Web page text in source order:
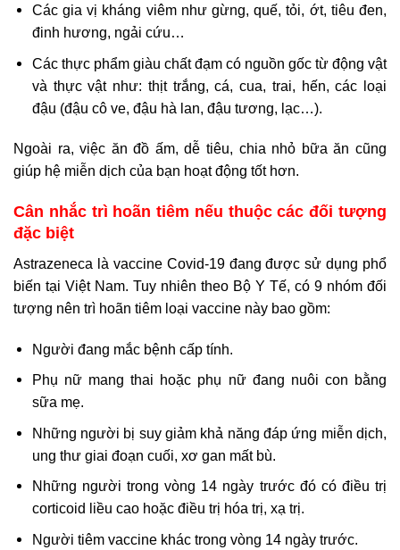
Các gia vị kháng viêm như gừng, quế, tỏi, ớt, tiêu đen,
đinh hương, ngải cứu…
Các thực phẩm giàu chất đạm có nguồn gốc từ động vật
và thực vật như: thịt trắng, cá, cua, trai, hến, các loại
đậu (đậu cô ve, đậu hà lan, đậu tương, lạc…).
Ngoài ra, việc ăn đồ ấm, dễ tiêu, chia nhỏ bữa ăn cũng
giúp hệ miễn dịch của bạn hoạt động tốt hơn.
Cân nhắc trì hoãn tiêm nếu thuộc các đối tượng
đặc biệt
Astrazeneca là vaccine Covid-19 đang được sử dụng phổ
biến tại Việt Nam. Tuy nhiên theo Bộ Y Tế, có 9 nhóm đối
tượng nên trì hoãn tiêm loại vaccine này bao gồm:
Người đang mắc bệnh cấp tính.
Phụ nữ mang thai hoặc phụ nữ đang nuôi con bằng
sữa mẹ.
Những người bị suy giảm khả năng đáp ứng miễn dịch,
ung thư giai đoạn cuối, xơ gan mất bù.
Những người trong vòng 14 ngày trước đó có điều trị
corticoid liều cao hoặc điều trị hóa trị, xạ trị.
Người tiêm vaccine khác trong vòng 14 ngày trước.